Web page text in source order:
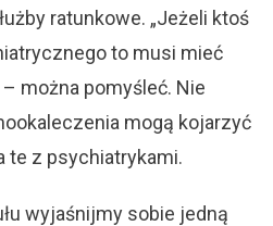
ratunkowe. „Jeżeli ktoś
to musi mieć
można pomyśleć. Nie
mogą kojarzyć
te z psychiatrykami.
wyjaśnijmy sobie jedną